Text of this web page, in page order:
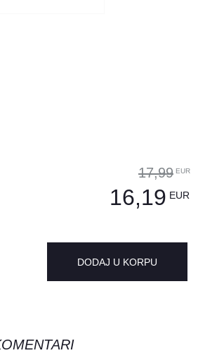
17,99 EUR
16,19 EUR
DODAJ U KORPU